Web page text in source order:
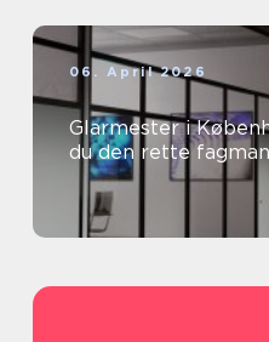
06. April 2026
Glarmester i
du den rette